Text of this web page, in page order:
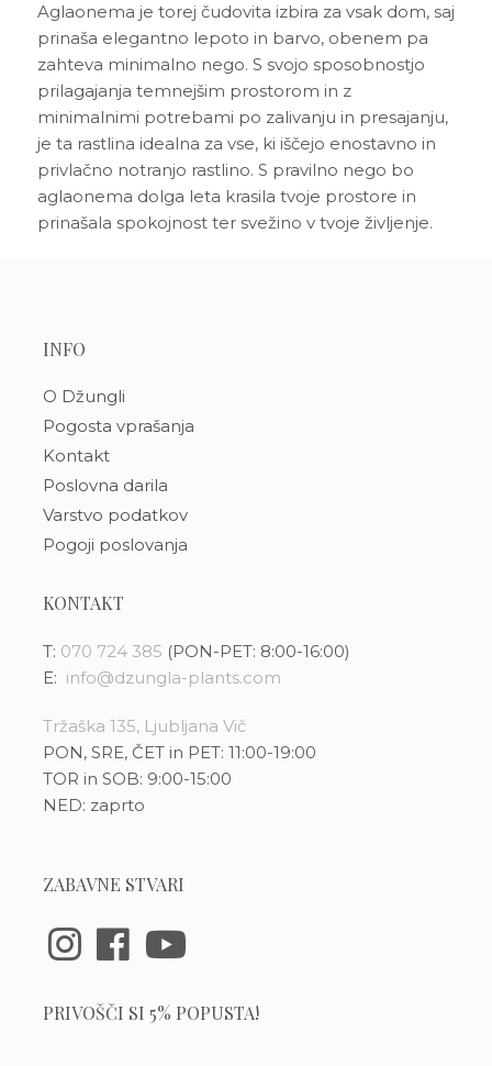
Aglaonema je torej čudovita izbira za vsak dom, saj
prinaša elegantno lepoto in barvo, obenem pa
zahteva minimalno nego. S svojo sposobnostjo
prilagajanja temnejšim prostorom in z
minimalnimi potrebami po zalivanju in presajanju,
je ta rastlina idealna za vse, ki iščejo enostavno in
privlačno notranjo rastlino. S pravilno nego bo
aglaonema dolga leta krasila tvoje prostore in
prinašala spokojnost ter svežino v tvoje življenje.
INFO
O Džungli
Pogosta vprašanja
Kontakt
Poslovna darila
Varstvo podatkov
Pogoji poslovanja
KONTAKT
T: 070 724 385 (PON-PET: 8:00-16:00)
E: info@dzungla-plants.com
Tržaška 135, Ljubljana Vič
PON, SRE, ČET in PET: 11:00-19:00
TOR in SOB: 9:00-15:00
NED: zaprto
ZABAVNE STVARI
PRIVOŠČI SI 5% POPUSTA!